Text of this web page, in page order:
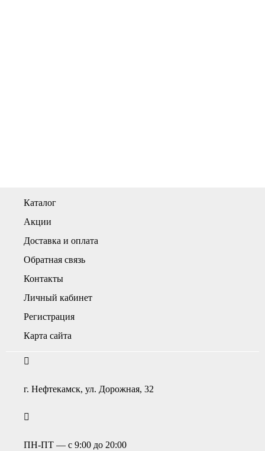
Каталог
Акции
Доставка и оплата
Обратная связь
Контакты
Личный кабинет
Регистрация
Карта сайта
г. Нефтекамск, ул. Дорожная, 32
ПН-ПТ — с 9:00 до 20:00